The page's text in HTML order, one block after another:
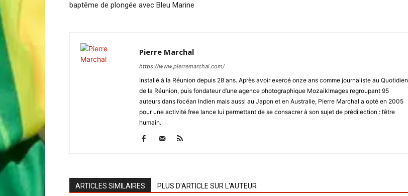
baptême de plongée avec Bleu Marine
Pierre Marchal
https://www.pierremarchal.com/
Installé à la Réunion depuis 28 ans. Après avoir exercé onze ans comme journaliste au Quotidien
de la Réunion, puis fondateur d’une agence photographique MozaikImages regroupant 95
auteurs dans l’océan Indien mais aussi au Japon et en Australie, Pierre Marchal a opté en 2005
pour une activité free lance lui permettant de se consacrer à son sujet de prédilection : l’être
humain.
ARTICLES SIMILAIRES PLUS D'ARTICLE SUR L'AUTEUR